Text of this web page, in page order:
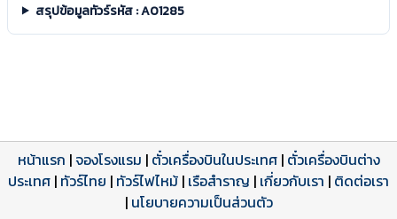
สรุปข้อมูลทัวร์รหัส : A01285
โปรแกรมทัวร์
ดาวน์โหลด PDF
รีวิวลูกค้าจริง
รีวิวจาก eTravelWay
เปิดหน้าเต็ม
ใบอนุญาตนำเที่ยว
เลขที่ 11/11450
เปิดหน้าเต็ม
หน้าแรก |จองโรงแรม | ตั๋วเครื่องบินในประเทศ| ตั๋วเครื่องบินต่าง
ประเทศ | ทัวร์ไทย | ทัวร์ไฟไหม้ | เรือสำราญ | เกี่ยวกับเรา | ติดต่อเรา
| นโยบายความเป็นส่วนตัว